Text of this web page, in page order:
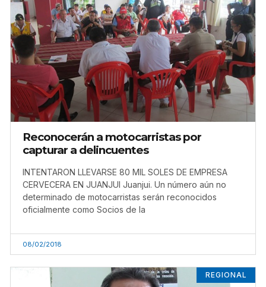
Reconocerán a motocarristas por
capturar a delincuentes
INTENTARON LLEVARSE 80 MIL SOLES DE EMPRESA
CERVECERA EN JUANJUI Juanjui. Un número aún no
determinado de motocarristas serán reconocidos
oficialmente como Socios de la
08/02/2018
REGIONAL